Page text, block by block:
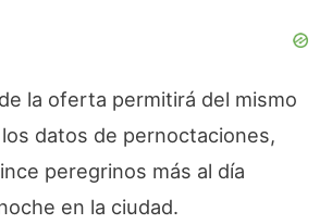
la oferta permitirá del mismo
datos de pernoctaciones,
peregrinos más al día
en la ciudad.